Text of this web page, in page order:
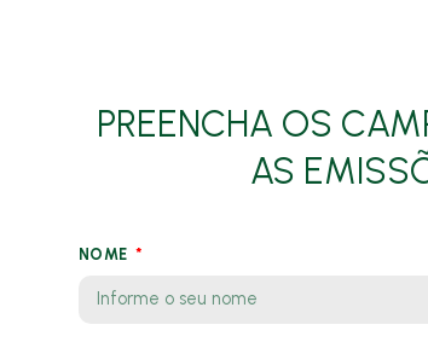
PREENCHA OS
AS
NOME